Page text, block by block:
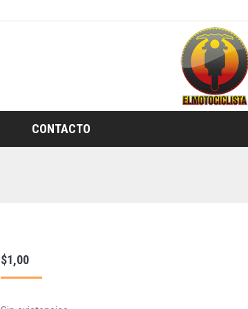
CONTACTO
$1,00